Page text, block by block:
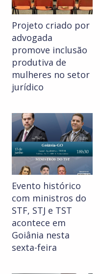
Projeto criado por
advogada
promove inclusão
produtiva de
mulheres no setor
jurídico
Evento histórico
com ministros do
STF, STJ e TST
acontece em
Goiânia nesta
sexta-feira